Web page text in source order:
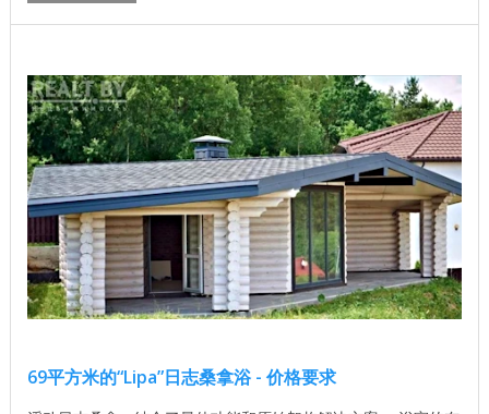
3：休息室，淋浴房，蒸汽房，露台 总面积 32平方米。 墙体材
料的体积 ...
69平方米的“Lipa”日志桑拿浴 - 价格要求